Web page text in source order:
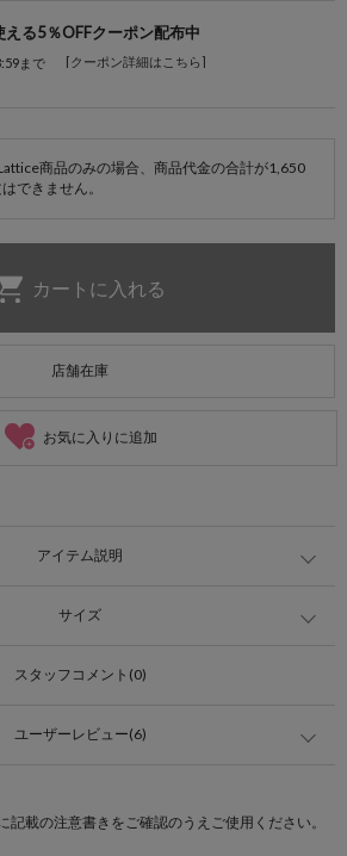
える5％OFFクーポン配布中
まで [クーポン詳細はこちら]
商品のみの場合、商品代金の合計が1,650
できません。
店舗在庫
お気に入りに追加
アイテム説明
サイズ
スタッフコメント(0)
ユーザーレビュー(6)
載の注意書きをご確認のうえご使用ください。